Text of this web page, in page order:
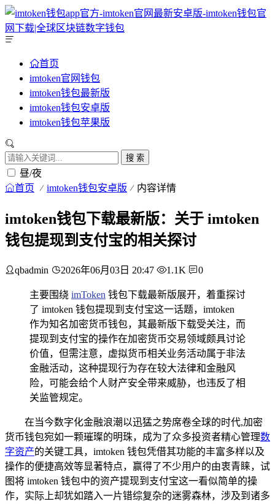
首页
imtoken官网钱包
imtoken钱包最新版
imtoken钱包安卓版
imtoken钱包苹果版
搜 索
昼/夜
首页 imtoken钱包安卓版 内容详情
imtoken钱包下载最新版：关于 imtoken
钱包提现到支付宝的相关探讨
qbadmin 2026年06月03日 20:47 1.1K 0
主要围绕 imToken 钱包下载最新版展开，着重探讨
了 imtoken 钱包提现到支付宝这一话题，imtoken
作为知名加密货币钱包，其最新版下载受关注，而
提现到支付宝的操作在加密货币交易领域颇具讨论
价值，但需注意，虚拟货币相关业务活动属于非法
金融活动，这种提现行为存在较大法律和金融风
险，可能会给个人财产安全带来威胁，也违反了相
关监管规定。
在当今数字化金融浪潮以迅猛之势席卷全球的时代,加密
货币钱包宛如一颗璀璨的明珠，成为了众多投资者精心管理数
字资产的关键工具，imtoken 钱包凭借其功能的丰富多样以及
操作的便捷高效等显著特点，赢得了不少用户的由衷青睐，试
图将 imtoken 钱包中的资产提现到支付宝这一看似简单的操
作，实际上却犹如踏入一片错综复杂的迷雾森林，涉及到诸多